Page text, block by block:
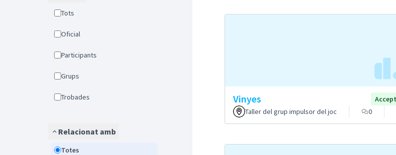
Tots
Oficial
Participants
Grups
Trobades
Relacionat amb
Totes
Vinyes
Taller del grup impulsor del joc
0